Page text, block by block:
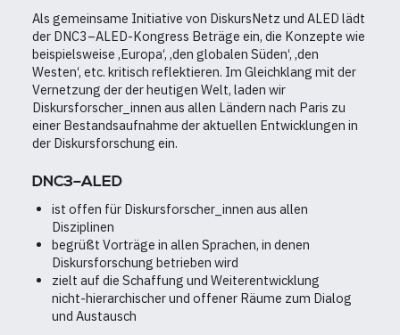
Als gemeinsame Initiative von DiskursNetz und ALED lädt
der DNC3–ALED-Kongress Beträge ein, die Konzepte wie
beispielsweise ‚Europa‘, ‚den globalen Süden‘, ‚den
Westen‘, etc. kritisch reflektieren. Im Gleichklang mit der
Vernetzung der der heutigen Welt, laden wir
Diskursforscher_innen aus allen Ländern nach Paris zu
einer Bestandsaufnahme der aktuellen Entwicklungen in
der Diskursforschung ein.
DNC3–ALED
ist offen für Diskursforscher_innen aus allen
Disziplinen
begrüßt Vorträge in allen Sprachen, in denen
Diskursforschung betrieben wird
zielt auf die Schaffung und Weiterentwicklung
nicht-hierarchischer und offener Räume zum Dialog
und Austausch